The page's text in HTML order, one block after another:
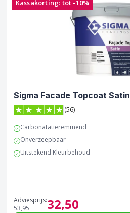
Kassakorting: tot -10%
Sigma Facade Topcoat Satin
(56)
Carbonatatieremmend
Onverzeepbaar
Uitstekend Kleurbehoud
32,50
Adviesprijs:
53,95